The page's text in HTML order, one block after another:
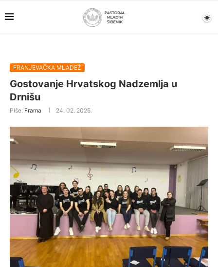
FRANJEVAČKA MLADEŽ
Gostovanje Hrvatskog Nadzemlja u
Drnišu
Piše: Frama 24. 02. 2025.